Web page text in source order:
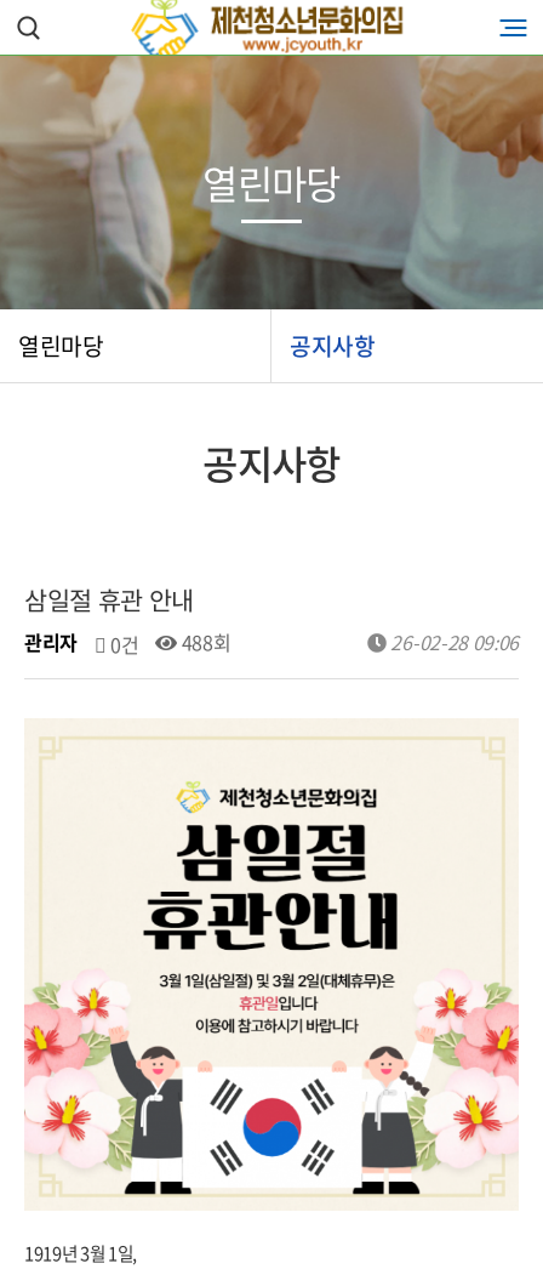
열린마당 공지사항
열린마당
공지사항
삼일절 휴관 안내
관리자 0건 488회 26-02-28 09:06
1919년 3월 1일,